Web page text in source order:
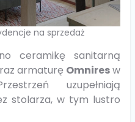
na sprzedaż
ceramikę sanitarną
armaturę Omniresw
uzupełniają
stolarza, w tym lustro